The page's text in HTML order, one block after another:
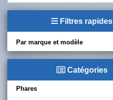
Filtres rapides
Par marque et modèle
Catégories
Phares